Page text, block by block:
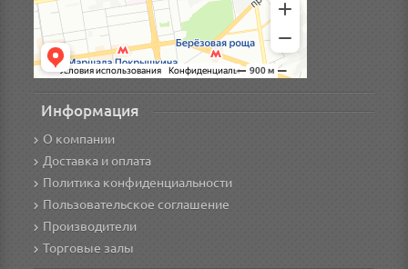
Информация
О компании
Доставка и оплата
Политика конфиденциальности
Пользовательское соглашение
Производители
Торговые залы